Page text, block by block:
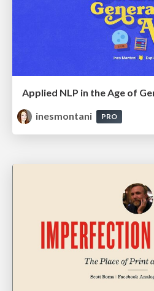
Applied NLP in the Age of
inesmontani
PRO